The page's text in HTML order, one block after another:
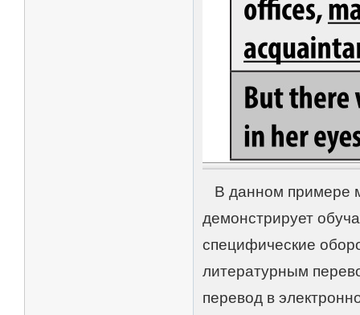
В данном примере
демонстрирует
специфические
литературным
перевод в